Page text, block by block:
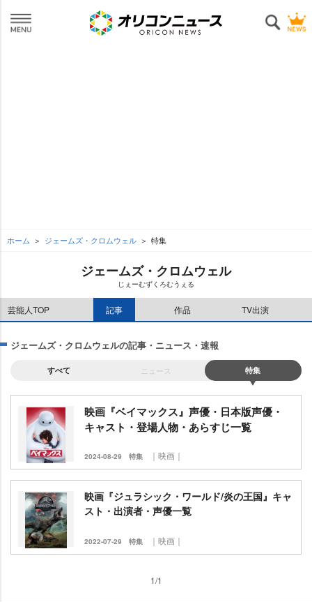
ホーム ジェームズ・クロムウェル 特集
ジェームズ・クロムウェル
じぇーむずくろむうぇる
芸能人TOP 記事 作品 TV出演
ジェームズ・クロムウェルの記事・ニュース・速報
すべて ニュース 特集
映画『ベイマックス』声優・日本版声優・
キャスト・登場人物・あらすじ一覧
2024-08-29 特集 ｜映画｜
映画『ジュラシック・ワールド/炎の王国』キャ
スト・出演者・声優一覧
2022-07-29 特集 ｜映画｜
1/1